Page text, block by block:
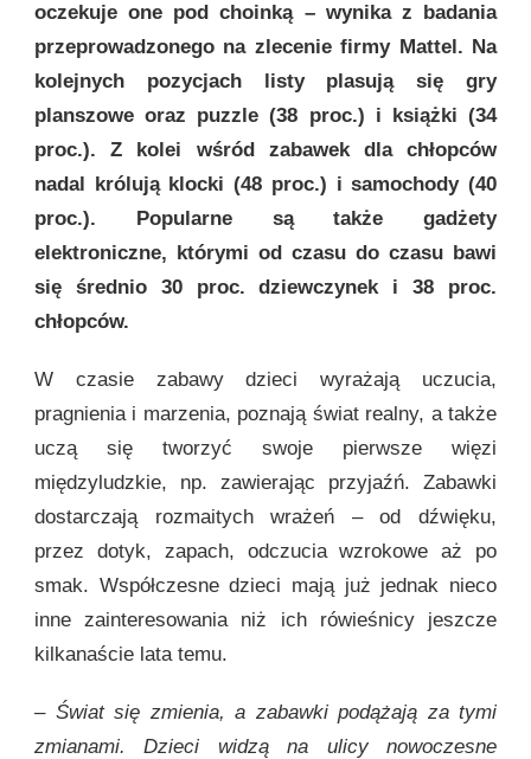
OCZEKIWANYMI
CHOINKĄ
oczekuje one pod choinką – wynika z badania
przeprowadzonego na zlecenie firmy Mattel. Na
kolejnych pozycjach listy plasują się gry
planszowe oraz puzzle (38 proc.) i książki (34
proc.). Z kolei wśród zabawek dla chłopców
nadal królują klocki (48 proc.) i samochody (40
proc.). Popularne są także gadżety
elektroniczne, którymi od czasu do czasu bawi
się średnio 30 proc. dziewczynek i 38 proc.
chłopców.
W czasie zabawy dzieci wyrażają uczucia,
pragnienia i marzenia, poznają świat realny, a także
uczą się tworzyć swoje pierwsze więzi
międzyludzkie, np. zawierając przyjaźń. Zabawki
dostarczają rozmaitych wrażeń – od dźwięku,
przez dotyk, zapach, odczucia wzrokowe aż po
smak. Współczesne dzieci mają już jednak nieco
inne zainteresowania niż ich rówieśnicy jeszcze
kilkanaście lata temu.
– Świat się zmienia, a zabawki podążają za tymi
zmianami. Dzieci widzą na ulicy nowoczesne